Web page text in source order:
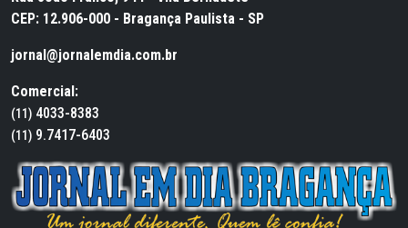
CEP: 12.906-000 - Bragança Paulista - SP
jornal@jornalemdia.com.br
Comercial:
(11) 4033-8383
(11) 9.7417-6403